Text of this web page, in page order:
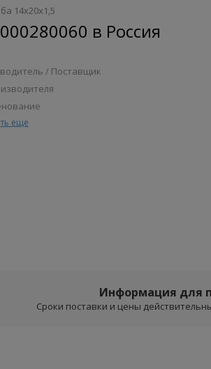
14х20х1,5
в Россия
/ Поставщик
еще
Информация для
Сроки поставки и цены